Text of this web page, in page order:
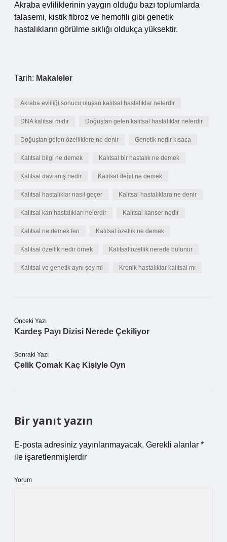
Akraba evliliklerinin yaygın olduğu bazı toplumlarda
talasemi, kistik fibroz ve hemofili gibi genetik
hastalıkların görülme sıklığı oldukça yüksektir.
Tarih: Makaleler
Akraba evliliği sonucu oluşan kalıtsal hastalıklar nelerdir
DNA kalıtsal mıdır Doğuştan gelen kalıtsal hastalıklar nelerdir
Doğuştan gelen özelliklere ne denir Genetik nedir kısaca
Kalıtsal bilgi ne demek Kalıtsal bir hastalık ne demek
Kalıtsal davranış nedir Kalıtsal değil ne demek
Kalıtsal hastalıklar nasıl geçer Kalıtsal hastalıklara ne denir
Kalıtsal kan hastalıkları nelerdir Kalıtsal kanser nedir
Kalıtsal ne demek fen Kalıtsal özellik ne demek
Kalıtsal özellik nedir örnek Kalıtsal özellik nerede bulunur
Kalıtsal ve genetik aynı şey mi Kronik hastalıklar kalıtsal mı
Önceki Yazı
Kardeş Payı Dizisi Nerede Çekiliyor
Sonraki Yazı
Çelik Çomak Kaç Kişiyle Oyn
Bir yanıt yazın
E-posta adresiniz yayınlanmayacak. Gerekli alanlar *
ile işaretlenmişlerdir
Yorum